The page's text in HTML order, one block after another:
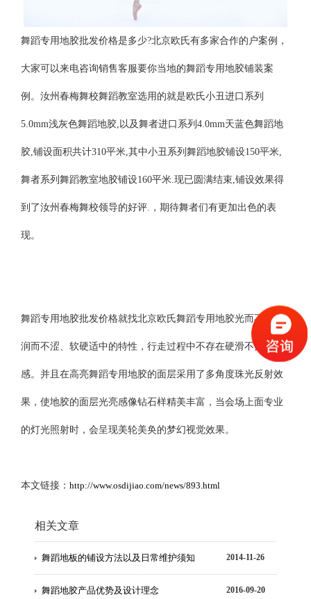
舞蹈专用地胶批发价格是多少?北京欧氏有多家合作的户案例，
大家可以来电咨询销售客服要你当地的舞蹈专用地胶铺装案
例。汝州春梅舞校舞蹈教室选用的就是欧氏小丑进口系列
5.0mm浅灰色舞蹈地胶,以及舞者进口系列4.0mm天蓝色舞蹈地
胶,铺设面积共计310平米,其中小丑系列舞蹈地胶铺设150平米,
舞者系列舞蹈教室地胶铺设160平米.现已圆满结束,铺设效果得
到了汝州春梅舞校领导的好评.，期待舞者们有更加出色的表
现。
舞蹈专用地胶批发价格就找北京欧氏舞蹈专用地胶光而不滑、
润而不涩、软硬适中的特性，行走过程中不存在硬滑不舒适
感。并且在高亮舞蹈专用地胶的面层采用了多角度珠光反射效
果，使地胶的面层光亮感像钻石样精美丰富，当会场上面专业
的灯光照射时，会呈现美轮美奂的梦幻视觉效果。
本文链接：http://www.osdijiao.com/news/893.html
相关文章
2014-11-26
舞蹈地板的铺设方法以及日常维护须知
2016-09-20
舞蹈地胶产品优势及设计理念